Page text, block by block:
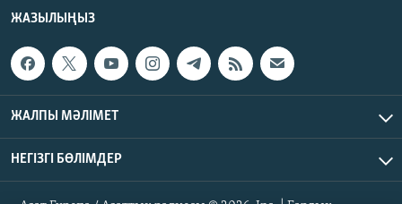
ЖАЗЫЛЫҢЫЗ
ЖАЛПЫ МӘЛІМЕТ
НЕГІЗГІ БӨЛІМДЕР